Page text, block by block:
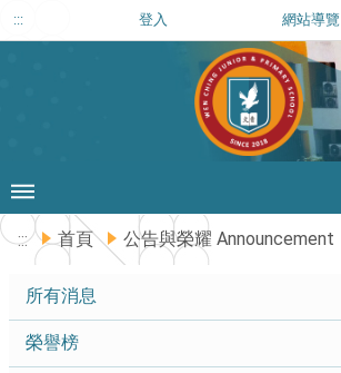
::: 登入 網站導覽
::: 首頁 公告與榮耀 Announcement
所有消息
榮譽榜